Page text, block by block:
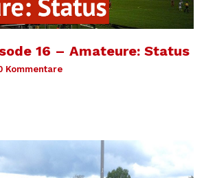
16 – Amateure: Status
Kommentare